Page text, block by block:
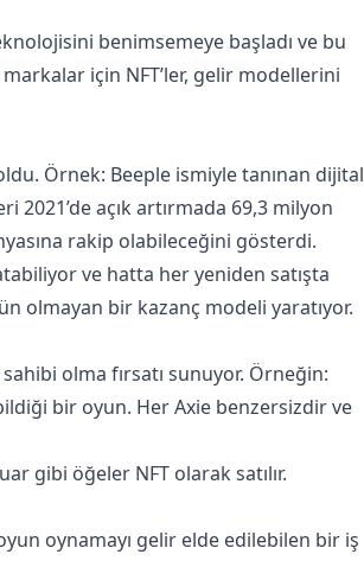
benimsemeye başladı ve bu
için NFT’ler, gelir modellerini
Örnek: Beeple ismiyle tanınan dijital
2021’de açık artırmada 69,3 milyon
rakip olabileceğini gösterdi.
ve hatta her yeniden satışta
olmayan bir kazanç modeli yaratıyor.
olma fırsatı sunuyor. Örneğin:
bir oyun. Her Axie benzersizdir ve
gibi öğeler NFT olarak satılır.
oynamayı gelir elde edilebilen bir iş